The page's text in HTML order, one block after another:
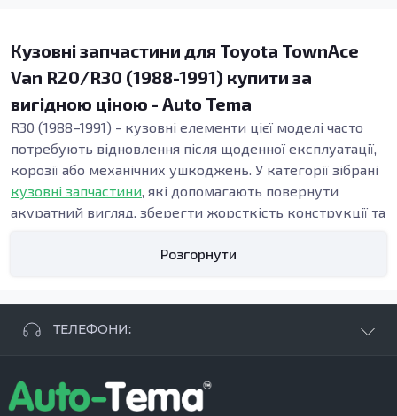
Кузовні запчастини для Toyota TownAce
Van R20/R30 (1988-1991) купити за
вигідною ціною - Auto Tema
R30 (1988–1991) - кузовні елементи цієї моделі часто
потребують відновлення після щоденної експлуатації,
корозії або механічних ушкоджень. У категорії зібрані
кузовні запчастини, які допомагають повернути
акуратний вигляд, зберегти жорсткість конструкції та
під час ремонту кузова, адже від неї залежать зазори,
Види кузовних запчастин
кузова при прогниванні, усунення деформацій після
ударів або ремонт при прихованих осередках іржі.
Розгорнути
ТЕЛЕФОНИ:
+38 096 250 84 38
+38 099 657 61 50